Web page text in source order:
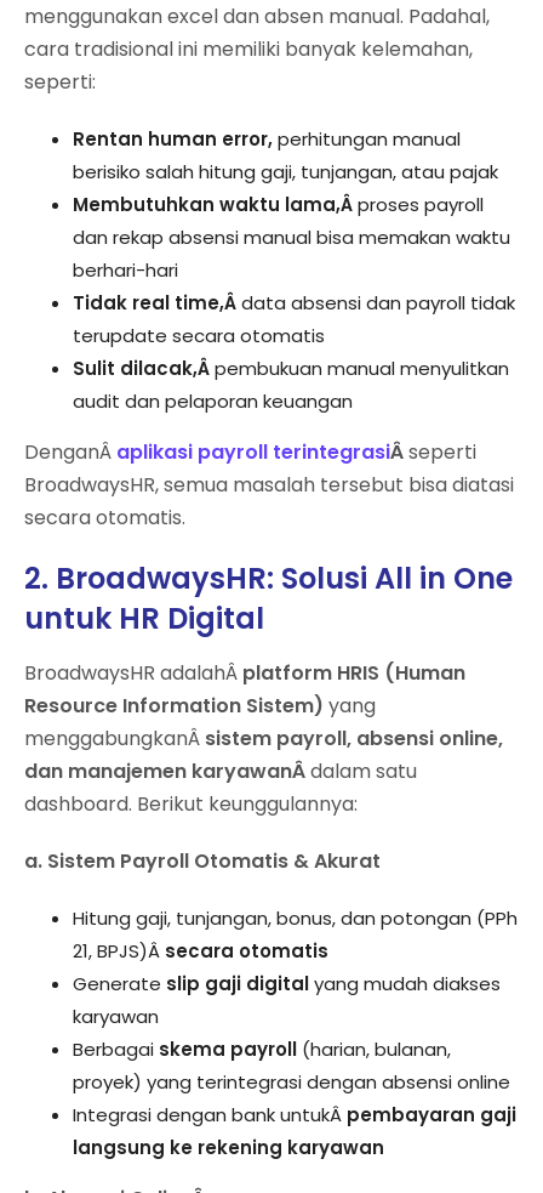
menggunakan excel dan absen manual. Padahal,
cara tradisional ini memiliki banyak kelemahan,
seperti:
Rentan human error,perhitungan manual
berisiko salah hitung gaji, tunjangan, atau pajak
Membutuhkan waktu lama,Âproses payroll
dan rekap absensi manual bisa memakan waktu
berhari-hari
Tidak real time,Âdata absensi dan payroll tidak
terupdate secara otomatis
Sulit dilacak,Âpembukuan manual menyulitkan
audit dan pelaporan keuangan
DenganÂ aplikasi payroll terintegrasiÂseperti
BroadwaysHR, semua masalah tersebut bisa diatasi
secara otomatis.
2. BroadwaysHR: Solusi All in One
untuk HR Digital
BroadwaysHR adalahÂ platform HRIS (Human
Resource Information Sistem) yang
menggabungkanÂ sistem payroll, absensi online,
dan manajemen karyawanÂdalam satu
dashboard. Berikut keunggulannya:
a. Sistem Payroll Otomatis & Akurat
Hitung gaji, tunjangan, bonus, dan potongan (PPh
21, BPJS)Â secara otomatis
Generate slip gaji digitalyang mudah diakses
karyawan
Berbagai skema payroll (harian, bulanan,
proyek) yang terintegrasi dengan absensi online
Integrasi dengan bank untukÂ pembayaran gaji
langsung ke rekening karyawan